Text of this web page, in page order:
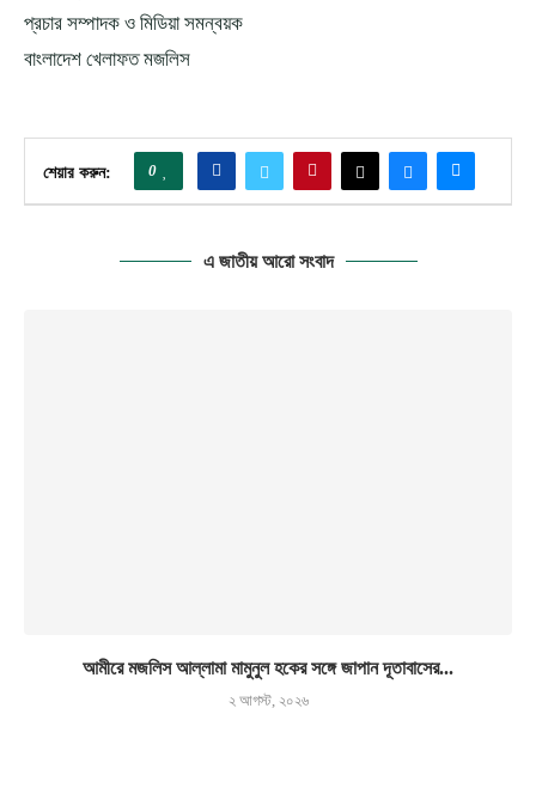
প্রচার সম্পাদক ও মিডিয়া সমন্বয়ক
বাংলাদেশ খেলাফত মজলিস
শেয়ার করুন: 0
এ জাতীয় আরো সংবাদ
আমীরে মজলিস আল্লামা মামুনুল হকের সঙ্গে জাপান দূতাবাসের...
২ আগস্ট, ২০২৬